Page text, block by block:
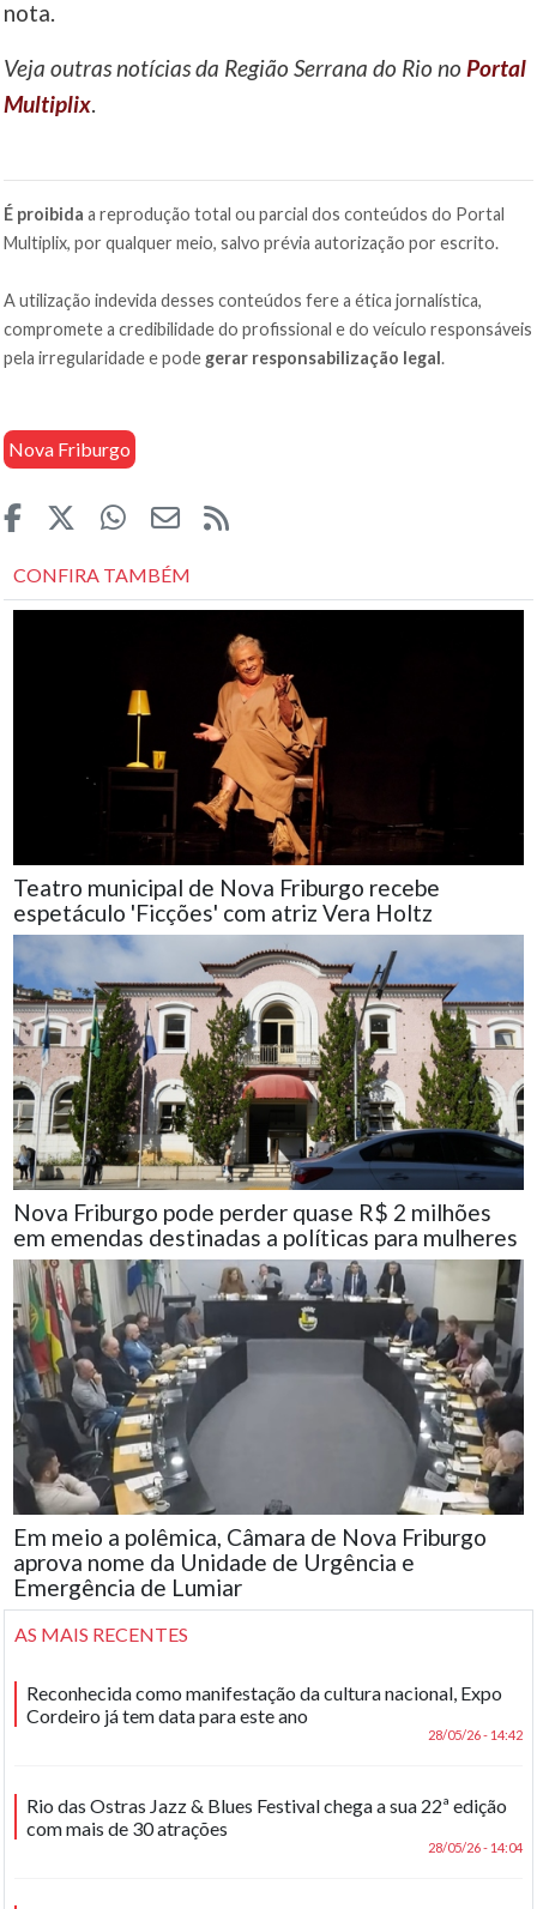
nota.
Veja outras notícias da Região Serrana do Rio no Portal
Multiplix.
É proibida a reprodução total ou parcial dos conteúdos do Portal
Multiplix, por qualquer meio, salvo prévia autorização por escrito.
A utilização indevida desses conteúdos fere a ética jornalística,
compromete a credibilidade do profissional e do veículo responsáveis
pela irregularidade e pode gerar responsabilização legal.
Nova Friburgo
CONFIRA TAMBÉM
Teatro municipal de Nova Friburgo recebe
espetáculo 'Ficções' com atriz Vera Holtz
Nova Friburgo pode perder quase R$ 2 milhões
em emendas destinadas a políticas para mulheres
Em meio a polêmica, Câmara de Nova Friburgo
aprova nome da Unidade de Urgência e
Emergência de Lumiar
AS MAIS RECENTES
Reconhecida como manifestação da cultura nacional, Expo
Cordeiro já tem data para este ano
28/05/26 - 14:42
Rio das Ostras Jazz & Blues Festival chega a sua 22ª edição
com mais de 30 atrações
28/05/26 - 14:04